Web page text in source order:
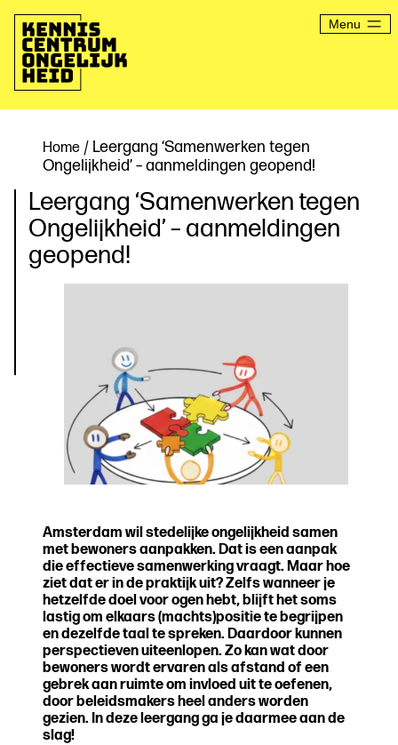
naar
inhoud
Menu
Home / Leergang ‘Samenwerken tegen
Ongelijkheid’ – aanmeldingen geopend!
Leergang ‘Samenwerken tegen
Ongelijkheid’ – aanmeldingen
geopend!
Amsterdam wil stedelijke ongelijkheid samen
met bewoners aanpakken. Dat is een aanpak
die effectieve samenwerking vraagt. Maar hoe
ziet dat er in de praktijk uit? Zelfs wanneer je
hetzelfde doel voor ogen hebt, blijft het soms
lastig om elkaars (machts)positie te begrijpen
en dezelfde taal te spreken. Daardoor kunnen
perspectieven uiteenlopen. Zo kan wat door
bewoners wordt ervaren als afstand of een
gebrek aan ruimte om invloed uit te oefenen,
door beleidsmakers heel anders worden
gezien. In deze leergang ga je daarmee aan de
slag!